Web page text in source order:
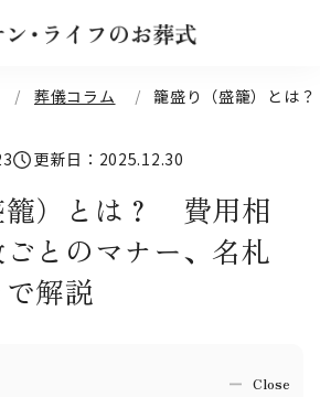
葬儀コラム 籠盛り（盛籠）とは
更新日：2025.12.30
籠）とは？ 費用相
とのマナー、名札
解説